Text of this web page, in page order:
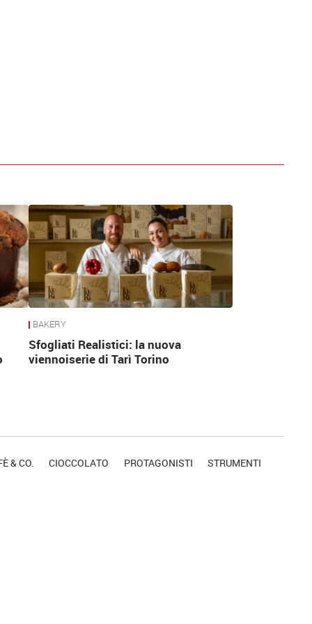
BAKERY
Sfogliati Realistici: la nuova
viennoiserie di Tarì Torino
& CO. CIOCCOLATO PROTAGONISTI STRUMENTI